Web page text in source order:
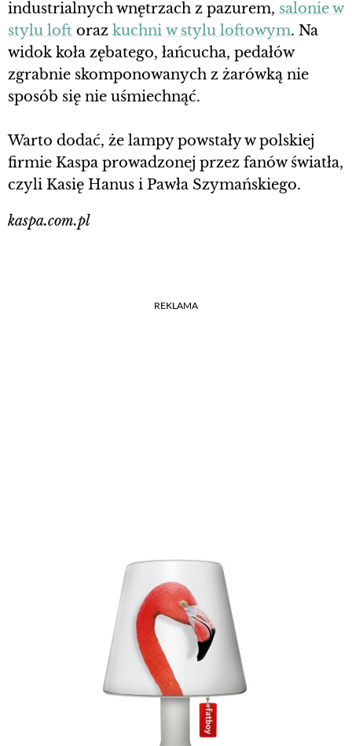
industrialnych wnętrzach z pazurem, salonie w
stylu loft oraz kuchni w stylu loftowym. Na
widok koła zębatego, łańcucha, pedałów
zgrabnie skomponowanych z żarówką nie
sposób się nie uśmiechnąć.
Warto dodać, że lampy powstały w polskiej
firmie Kaspa prowadzonej przez fanów światła,
czyli Kasię Hanus i Pawła Szymańskiego.
kaspa.com.pl
REKLAMA